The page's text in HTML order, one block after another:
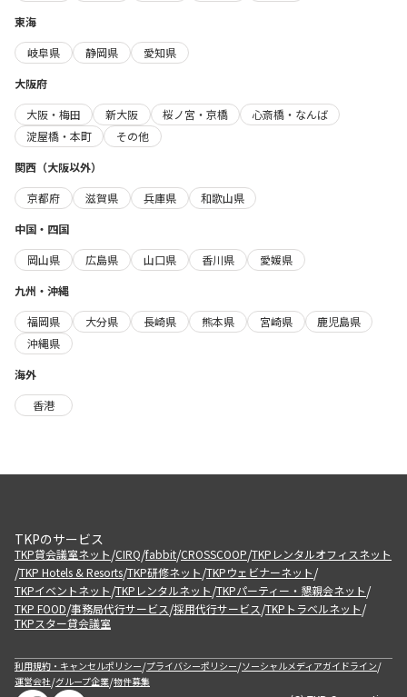
東海
岐阜県
静岡県
愛知県
大阪府
大阪・梅田
新大阪 桜ノ宮・京橋
心斎橋・なんば
淀屋橋・本町
その他
関西（大阪以外）
京都府
滋賀県 兵庫県
和歌山県
中国・四国
岡山県
広島県 山口県 香川県
愛媛県
九州・沖縄
福岡県
大分県 長崎県 熊本県 宮崎県
鹿児島県
沖縄県
海外
香港
TKPのサービス
TKP貸会議室ネット/CIRQ/fabbit/CROSSCOOP/TKPレンタルオフィスネット
/TKP Hotels & Resorts/TKP研修ネット/TKPウェビナーネット/
TKPイベントネット/TKPレンタルネット/TKPパーティー・懇親会ネット/
TKP FOOD/事務局代行サービス/採用代行サービス/TKPトラベルネット/
TKPスター貸会議室
利用規約・キャンセルポリシー/プライバシーポリシー/ソーシャルメディアガイドライン/
運営会社/グループ企業/物件募集